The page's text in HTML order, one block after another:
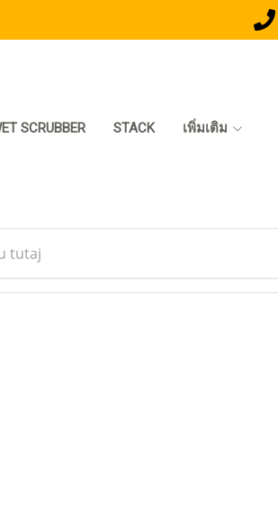
SCRUBBER STACK เพิ่มเติม
tutaj